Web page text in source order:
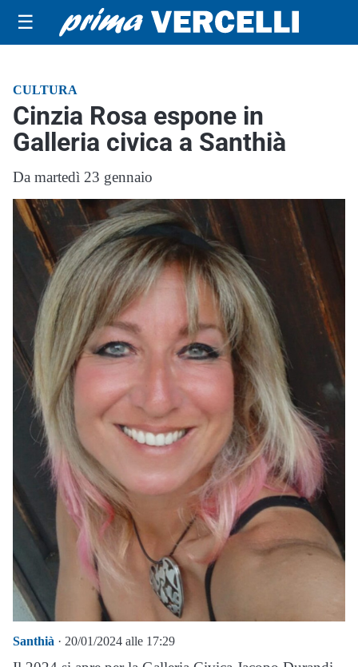
☰
CULTURA
Cinzia Rosa espone in
Galleria civica a Santhià
Da martedì 23 gennaio
Santhià · 20/01/2024 alle 17:29